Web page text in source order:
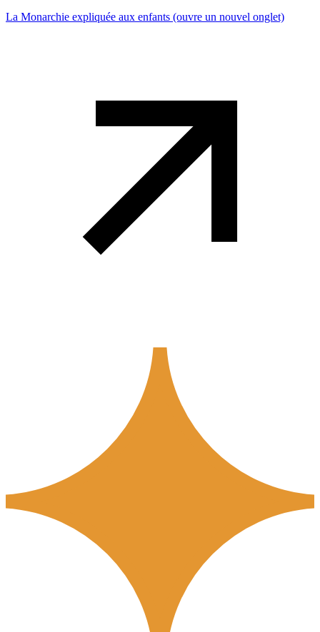
La Monarchie expliquée aux enfants (ouvre un nouvel onglet)